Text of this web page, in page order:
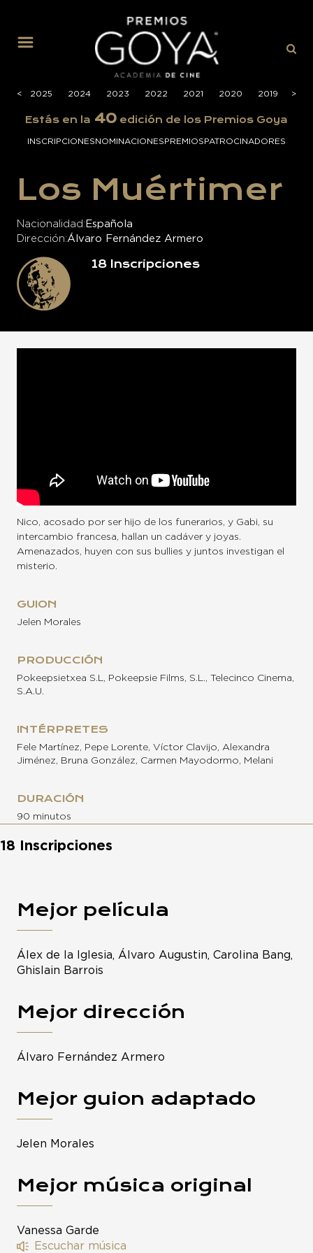
< 2025 2024 2023 2022 2021 2020 2019 2018
>
Estás en la 40 edición de los Premios Goya
INSCRIPCIONESNOMINACIONESPREMIOSPATROCINADORES
Los Muértimer
Nacionalidad Española
Dirección Álvaro Fernández Armero
18 Inscripciones
Nico, acosado por ser hijo de los funerarios, y Gabi, su
intercambio francesa, hallan un cadáver y joyas.
Amenazados, huyen con sus bullies y juntos investigan el
misterio.
GUION
Jelen Morales
PRODUCCIÓN
Pokeepsietxea S.L, Pokeepsie Films, S.L., Telecinco Cinema,
S.A.U.
INTÉRPRETES
Fele Martínez, Pepe Lorente, Víctor Clavijo, Alexandra
Jiménez, Bruna González, Carmen Mayodormo, Melani
DURACIÓN
90 minutos
18 Inscripciones
Mejor película
Álex de la Iglesia, Álvaro Augustin, Carolina Bang,
Ghislain Barrois
Mejor dirección
Álvaro Fernández Armero
Mejor guion adaptado
Jelen Morales
Mejor música original
Vanessa Garde
Escuchar música